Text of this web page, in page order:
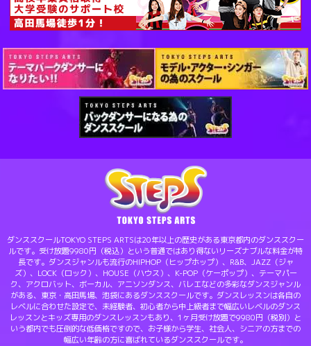
ダンススクールTOKYO STEPS ARTSは20年以上の歴史がある東京都内のダンススクー
ルです。受け放題9980円（税込）という普通ではあり得ないリーズナブルな料金が特
長です。ダンスジャンルも流行のHIPHOP（ヒップホップ）、R&B、JAZZ（ジャ
ズ）、LOCK（ロック）、HOUSE（ハウス）、K-POP（ケーポップ）、テーマパー
ク、アクロバット、ボーカル、アニソンダンス、バレエなどの多彩なダンスジャンル
がある、東京・高田馬場、池袋にあるダンススクールです。ダンスレッスンは各自の
レベルに合わせた設定で、未経験者、初心者から中上級者まで幅広いレベルのダンス
レッスンとキッズ専用のダンスレッスンもあり、1ヶ月受け放題で9980円（税別）と
いう都内でも圧倒的な低価格ですので、お子様から学生、社会人、シニアの方までの
幅広い年齢の方に喜ばれているダンススクールです。